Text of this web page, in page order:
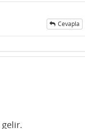
Cevapla
gelir.